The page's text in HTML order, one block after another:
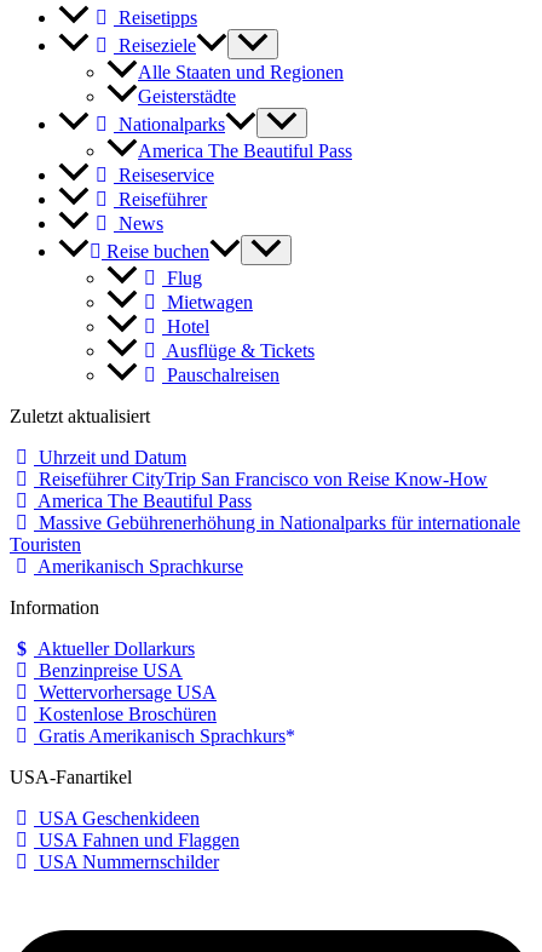
Reisetipps
Reiseziele
Alle Staaten und Regionen
Geisterstädte
Nationalparks
America The Beautiful Pass
Reiseservice
Reiseführer
News
Reise buchen
Flug
Mietwagen
Hotel
Ausflüge & Tickets
Pauschalreisen
Zuletzt aktualisiert
Uhrzeit und Datum
Reiseführer CityTrip San Francisco von Reise Know-How
America The Beautiful Pass
Massive Gebührenerhöhung in Nationalparks für internationale
Touristen
Amerikanisch Sprachkurse
Information
Aktueller Dollarkurs
Benzinpreise USA
Wettervorhersage USA
Kostenlose Broschüren
Gratis Amerikanisch Sprachkurs
USA-Fanartikel
USA Geschenkideen
USA Fahnen und Flaggen
USA Nummernschilder